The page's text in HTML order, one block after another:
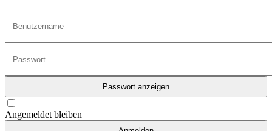
Passwort anzeigen
Angemeldet bleiben